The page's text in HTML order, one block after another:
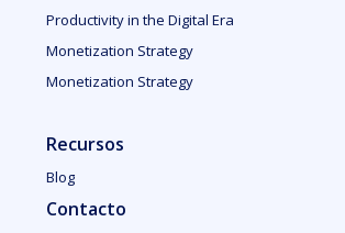
Productivity in the Digital Era
Monetization Strategy
Monetization Strategy
Recursos
Blog
Contacto